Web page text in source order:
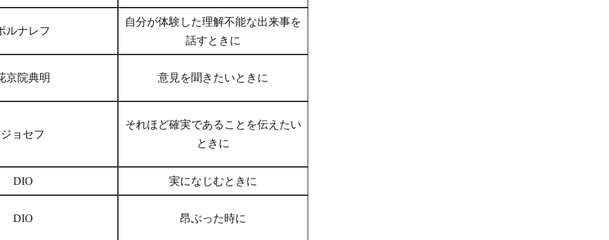
ルナレフ
自分が体験した理解不能な出来事を
話すときに
京院典明 意見を聞きたいときに
ジョセフ
それほど確実であることを伝えたい
ときに
DIO 実になじむときに
DIO 昂ぶった時に